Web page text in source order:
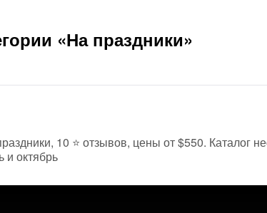
«На праздники»
10 ⭐ отзывов, цены от $550. Каталог
и октябрь